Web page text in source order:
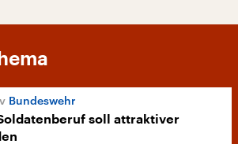
Bundeswehr
soll attraktiver